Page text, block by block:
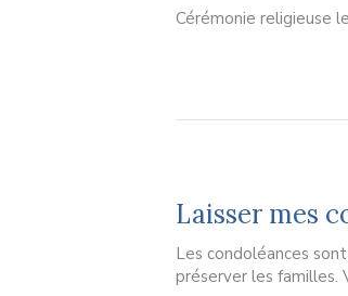
Cérémonie religieuse
Laisser mes
Les condoléances
préserver les